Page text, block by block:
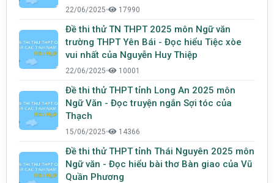
Phong Việt
22/06/2025• 17990
Đề thi thử TN THPT 2025 môn Ngữ văn
trường THPT Yên Bái - Đọc hiểu Tiệc xòe
vui nhất của Nguyễn Huy Thiệp
22/06/2025• 10001
Đề thi thử THPT tỉnh Long An 2025 môn
Ngữ Văn - Đọc truyện ngắn Sợi tóc của
Thạch
15/06/2025• 14366
Đề thi thử THPT tỉnh Thái Nguyên 2025 môn
Ngữ văn - Đọc hiểu bài thơ Bàn giao của Vũ
Quần Phương